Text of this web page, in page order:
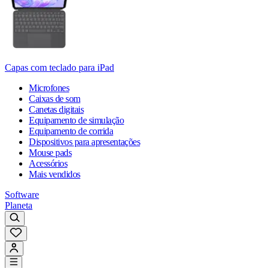
Capas com teclado para iPad
Microfones
Caixas de som
Canetas digitais
Equipamento de simulação
Equipamento de corrida
Dispositivos para apresentações
Mouse pads
Acessórios
Mais vendidos
Software
Planeta